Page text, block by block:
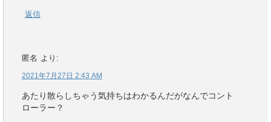
返信
匿名 より:
2021年7月27日 2:43 AM
あたり散らしちゃう気持ちはわかるんだがなんでコント
ローラー？